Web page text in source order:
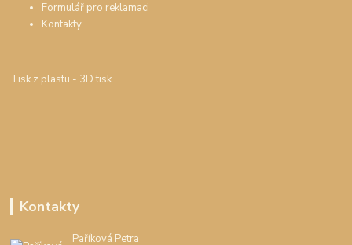
Formulář pro reklamaci
Kontakty
Tisk z plastu - 3D tisk
Kontakty
Paříková Petra